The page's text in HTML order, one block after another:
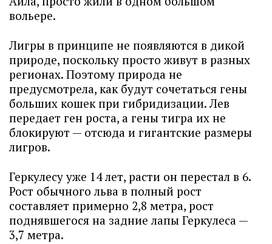
вольере.
Лигры в принципе не появляются в дикой
природе, поскольку просто живут в разных
регионах. Поэтому природа не
предусмотрела, как будут сочетаться гены
больших кошек при гибридизации. Лев
передает ген роста, а гены тигра их не
блокируют — отсюда и гигантские размеры
лигров.
Геркулесу уже 14 лет, расти он перестал в 6.
Рост обычного льва в полный рост
составляет примерно 2,8 метра, рост
поднявшегося на задние лапы Геркулеса —
3,7 метра.